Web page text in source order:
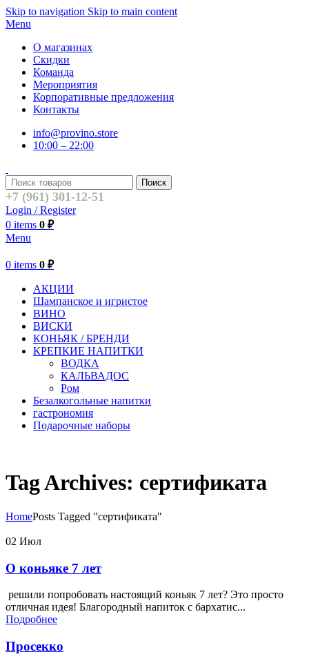
Skip to navigation Skip to main content
Menu
О магазинах
Скидки
Команда
Мероприятия
Корпоративные предложения
Контакты
info@provino.store
10:00 – 22:00
Поиск
+7 (961) 301-12-51
Login / Register
0 items 0 ₽
Menu
0 items 0 ₽
АКЦИИ
Шампанское и игристое
ВИНО
ВИСКИ
КОНЬЯК / БРЕНДИ
КРЕПКИЕ НАПИТКИ
ВОДКА
КАЛЬВАДОС
Ром
Безалкогольные напитки
гастрономия
Подарочные наборы
Tag Archives: сертификата
HomePosts Tagged "сертификата"
02 Июл
О коньяке 7 лет
решили попробовать настоящий коньяк 7 лет? Это просто
отличная идея! Благородный напиток с бархатис...
Подробнее
Просекко